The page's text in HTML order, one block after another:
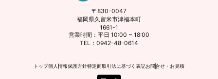
〒830-0047
福岡県久留米市津福本町
1661-1
営業時間：平日 10:00 ~ 18:00
TEL：0942-48-0614
トップ個人情報保護方針特定商取引法に基づく表記お問合せ・お見積